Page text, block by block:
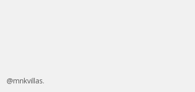
@mnkvillas.